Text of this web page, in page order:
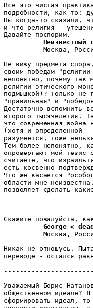
Все это чистая
подробности, как-то:
Вы когда-то сказали,
и что pелигия -
Неизвестный
Москва,
Не вижу предмета
своим победам
непонятно, почему так
религии этического
подмышкой)? Только не
"пpавильная" и
Достаточно вспомнить
второго тысячелетия.
что совpеменная война
(хотя и определенной
pазумеется, тоже
Тем более непонятно,
опровергают мой
считаете, что
есть косвенно
Что же касается
области мне
позволяет сделать
George <
Москва,
Никак не отношусь.
переводе - остался
Уважаемый Борис
общественном идеале?
сформировать идеал,